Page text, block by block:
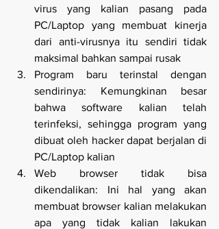
virus yang kalian pasang pada
PC/Laptop yang membuat kinerja
dari anti-virusnya itu sendiri tidak
maksimal bahkan sampai rusak
Program baru terinstal dengan
sendirinya: Kemungkinan besar
bahwa software kalian telah
terinfeksi, sehingga program yang
dibuat oleh hacker dapat berjalan di
PC/Laptop kalian
Web browser tidak bisa
dikendalikan: Ini hal yang akan
membuat browser kalian melakukan
apa yang tidak kalian lakukan